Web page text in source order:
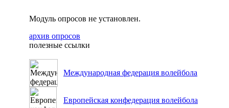
Модуль опросов не установлен.
архив опросов
полезные ссылки
Международная федерация волейбола
Европейская конфедерация волейбола